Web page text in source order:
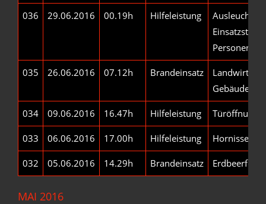
036 29.06.2016 00.19h Hilfeleistung
Ausleuchten
Einsatzstelle
035 26.06.2016 07.12h Brandeinsatz
Gebäude
034 09.06.2016 16.47h Hilfeleistung Türöffnung
033 06.06.2016 17.00h Hilfeleistung Hornissen-/
032 05.06.2016 14.29h Brandeinsatz Erdbeerfeld
MAI 2016